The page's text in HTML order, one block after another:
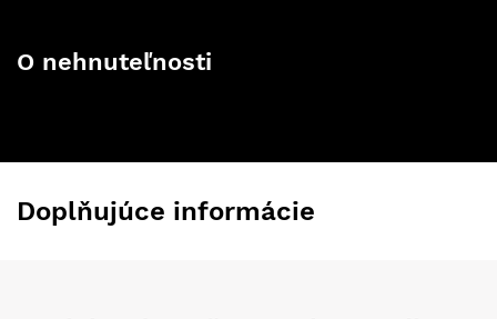
O nehnuteľnosti
Doplňujúce informácie